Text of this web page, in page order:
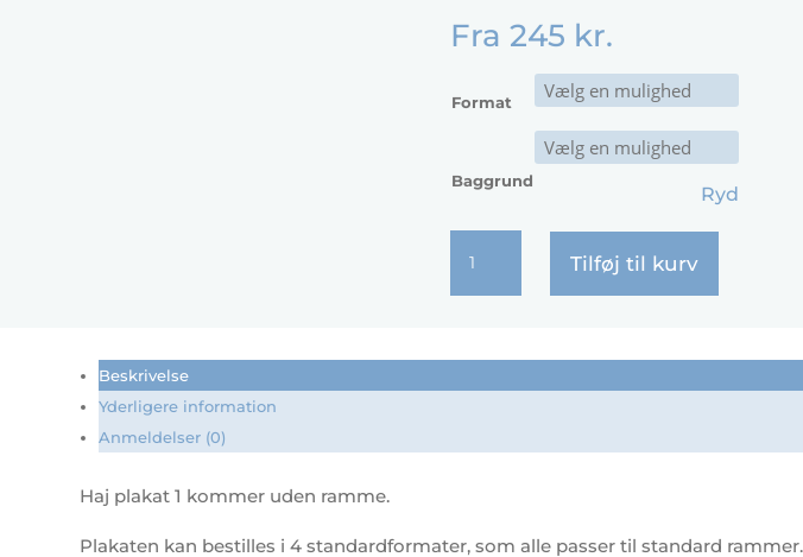
Fra 245 kr.
Format
Baggrund
Ryd
Tilføj til kurv
Beskrivelse
Yderligere information
Anmeldelser (0)
Haj plakat 1 kommer uden ramme.
Plakaten kan bestilles i 4 standardformater, som alle passer til standard